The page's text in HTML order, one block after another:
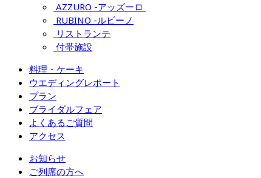
AZZURO -アッズーロ
RUBINO -ルビーノ
リストランテ
付帯施設
料理・ケーキ
ウエディングレポート
プラン
ブライダルフェア
よくあるご質問
アクセス
お知らせ
ご列席の方へ